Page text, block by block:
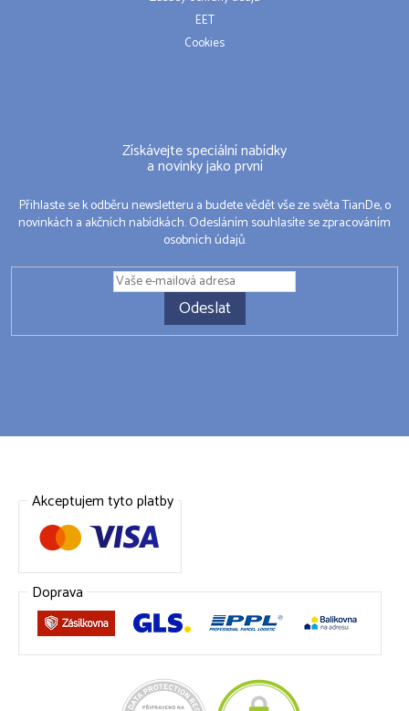
EET
Cookies
Získávejte speciální nabídky
a novinky jako první
Přihlaste se k odběru newsletteru a budete vědět vše ze světa TianDe, o
novinkách a akčních nabídkách. Odesláním souhlasíte se zpracováním
osobních údajů.
Odeslat
Akceptujem tyto platby
Doprava